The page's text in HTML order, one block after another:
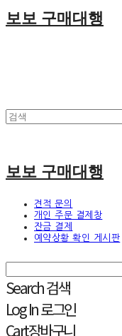
보보 구매대행
보보 구매대행
견적 문의
개인 주문 결제창
잔금 결제
예약상황 확인 게시판
Search검색
Log In로그인
Cart장바구니